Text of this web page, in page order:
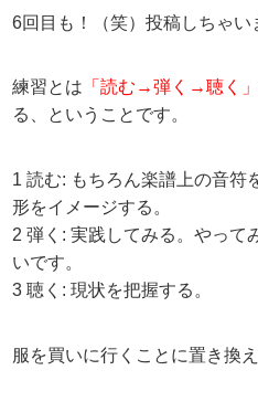
6回目も！（笑）投稿しちゃい
練習とは 「読む→弾く→聴く
る、ということです。
1 読む: もちろん楽譜上の音符
形をイメージする。
2 弾く: 実践してみる。やって
いです。
3 聴く: 現状を把握する。
服を買いに行くことに置き換